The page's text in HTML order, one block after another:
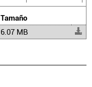
Tamaño
6.07 MB